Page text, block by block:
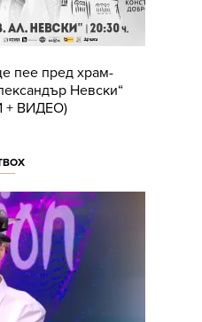
пее пред храм-
Невски“
ВИДЕО)